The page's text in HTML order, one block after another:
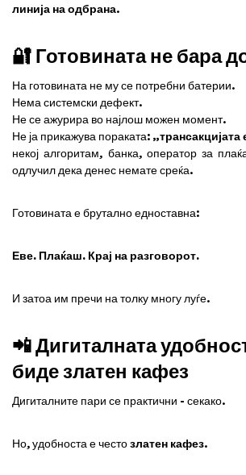
линија на одбрана.
🔐 Готовината не бара
На готовината не му се потребни батерии.
Нема системски дефект.
Не се ажурира во најлош можен момент.
Не ја прикажува пораката:
некој алгоритам, банка, оператор за
одлучил дека денес немате среќа.
Готовината е брутално едноставна:
Еве. Плаќаш. Крај на разговорот.
И затоа им пречи на толку многу луѓе.
📲 Дигиталната
биде златен кафез
Дигиталните пари се практични - секако.
Но, удобноста е честозлатен кафез.